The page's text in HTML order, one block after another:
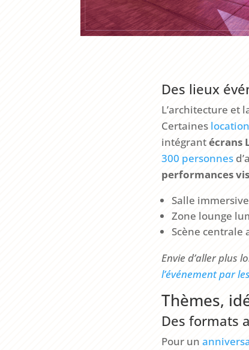
Des lieux
L’architecture et
Certaines
intégrantécrans
300 personnes
performances
Salle
Zone lounge
Scène centrale
Envie d’aller plus
l’événement par
Thèmes,
Des formats
Pour un